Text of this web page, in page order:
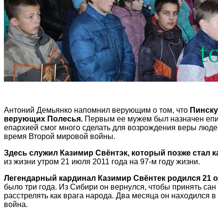
Антоний Демьянко напомнил верующим о том, что
верующих Полесья. Первым ее мужем был назначен
епархией смог много сделать для возрождения веры
время Второй мировой войны.
Здесь служил Казимир Свёнтэк, который позже стал
из жизни утром 21 июля 2011 года на 97-м году жизни.
Легендарный кардинал Казимир Свёнтек родился 21
было три года. Из Сибири он вернулся, чтобы принять
расстрелять как врага народа. Два месяца он находился
война.